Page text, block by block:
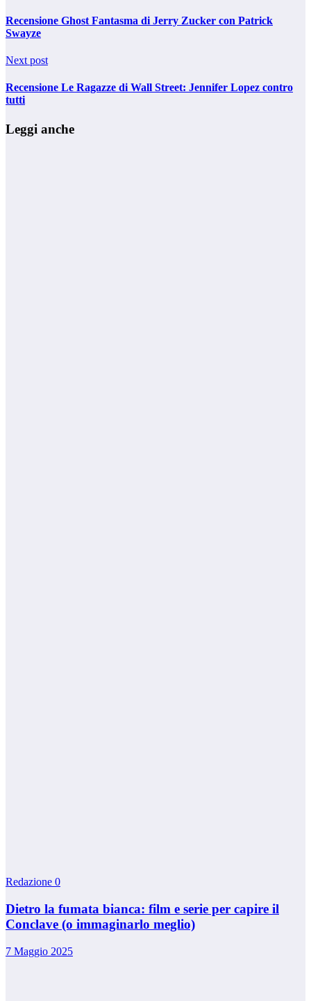
Recensione Ghost Fantasma di Jerry Zucker con Patrick
Swayze
Next post
Recensione Le Ragazze di Wall Street: Jennifer Lopez contro
tutti
Leggi anche
Redazione 0
Dietro la fumata bianca: film e serie per capire il
Conclave (o immaginarlo meglio)
7 Maggio 2025